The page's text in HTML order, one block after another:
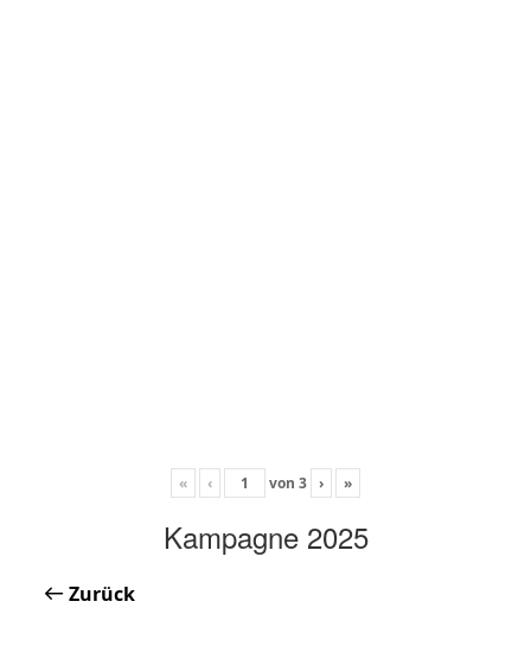
« ‹ von 3 › »
Kampagne 2025
Zurück